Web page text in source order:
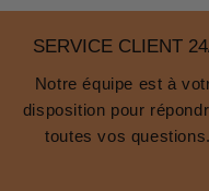
SERVICE CLIENT
Notre équipe est à
disposition pour
toutes vos questions.